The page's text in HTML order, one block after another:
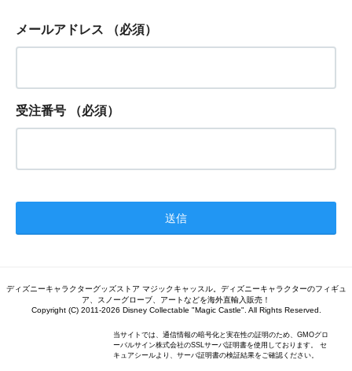
メールアドレス （必須）
受注番号 （必須）
ディズニーキャラクターグッズストア マジックキャッスル。ディズニーキャラクターのフィギュ
ア、スノーグローブ、アートなどを海外直輸入販売！
Copyright (C) 2011-2026 Disney Collectable "Magic Castle". All Rights Reserved.
当サイトでは、通信情報の暗号化と実在性の証明のため、GMOグロ
ーバルサイン株式会社のSSLサーバ証明書を使用しております。 セ
キュアシールより、サーバ証明書の検証結果をご確認ください。